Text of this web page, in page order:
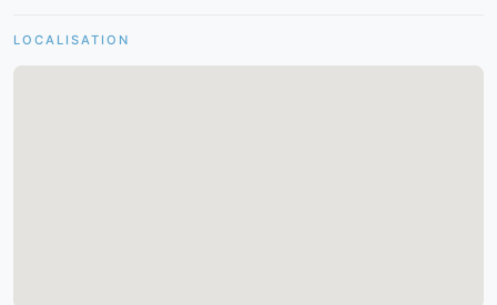
LOCALISATION